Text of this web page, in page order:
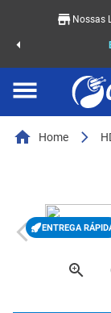
Nossas
Home
ENTREGA